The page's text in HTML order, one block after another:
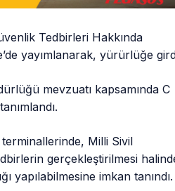
Tedbirleri Hakkında
yayımlanarak, yürürlüğe
mevzuatı kapsamında C
terminallerinde, Milli Sivil
gerçekleştirilmesi
yapılabilmesine imkan tanındı.